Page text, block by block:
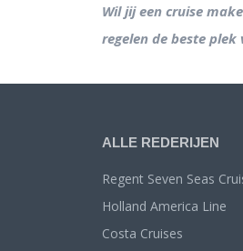
Wil jij een cruise
regelen de beste
ALLE REDERIJEN
Regent Seven Seas
Holland America Line
Costa Cruises